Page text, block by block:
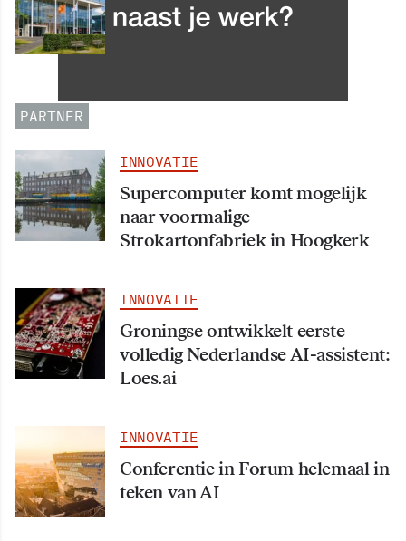
Grip op data en informatie:
Leergang Data en
PARTNER
INNOVATIE
Supercomputer komt mogelijk
naar voormalige
Strokartonfabriek in Hoogkerk
INNOVATIE
Groningse ontwikkelt eerste
volledig Nederlandse AI-assistent:
Loes.ai
INNOVATIE
Conferentie in Forum helemaal in
teken van AI